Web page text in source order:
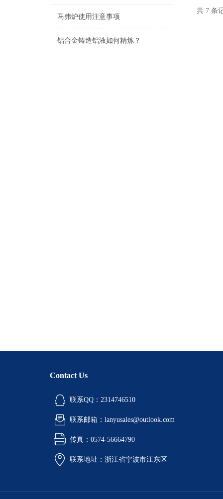
马弗炉使用注意事项
铝合金铸造铝液如何精炼？
共 7 条
Contact Us
联系QQ：2314746510
联系邮箱：lanyusales@outlook.com
传真：0574-56664790
联系地址：浙江省宁波市江东区